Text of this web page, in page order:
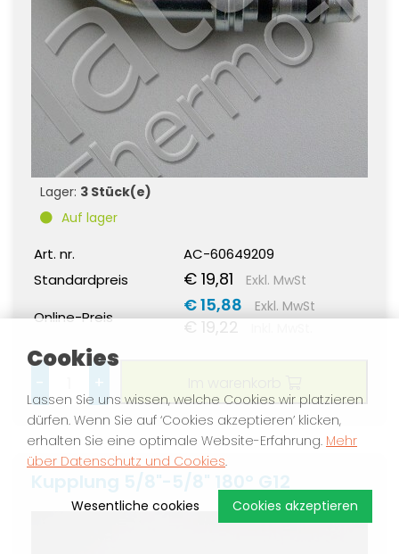
Cookies
Lassen Sie uns wissen, welche Cookies wir platzieren
dürfen. Wenn Sie auf ‘Cookies akzeptieren’ klicken,
erhalten Sie eine optimale Website-Erfahrung. Mehr
über Datenschutz und Cookies.
Cookies akzeptieren
Wesentliche cookies
Lager: 3 Stück(e)
Auf lager
Art. nr.
AC-60649209
Standardpreis
€ 19,81 Exkl. MwSt
Online-Preis
€ 15,88 Exkl. MwSt
€ 19,22
- +
Kupplung 5/8"-5/8" 180° G12